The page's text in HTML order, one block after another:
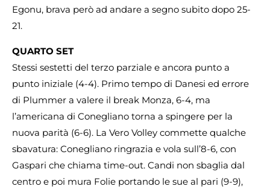
Egonu, brava però ad andare a segno subito dopo 25-
21.
QUARTO SET
Stessi sestetti del terzo parziale e ancora punto a
punto iniziale (4-4). Primo tempo di Danesi ed errore
di Plummer a valere il break Monza, 6-4, ma
l’americana di Conegliano torna a spingere per la
nuova parità (6-6). La Vero Volley commette qualche
sbavatura: Conegliano ringrazia e vola sull’8-6, con
Gaspari che chiama time-out. Candi non sbaglia dal
centro e poi mura Folie portando le sue al pari (9-9),